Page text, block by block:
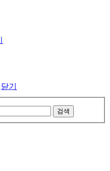
닫기
검색